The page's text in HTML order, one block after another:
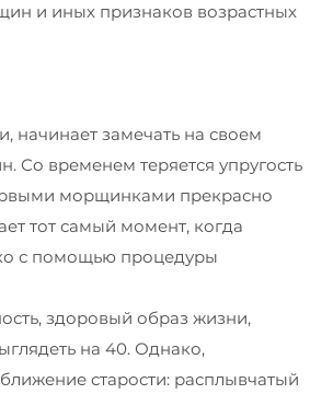
и иных признаков возрастных
начинает замечать на своем
Со временем теряется упругость
морщинками прекрасно
тот самый момент, когда
с помощью процедуры
здоровый образ жизни,
на 40. Однако,
старости: расплывчатый